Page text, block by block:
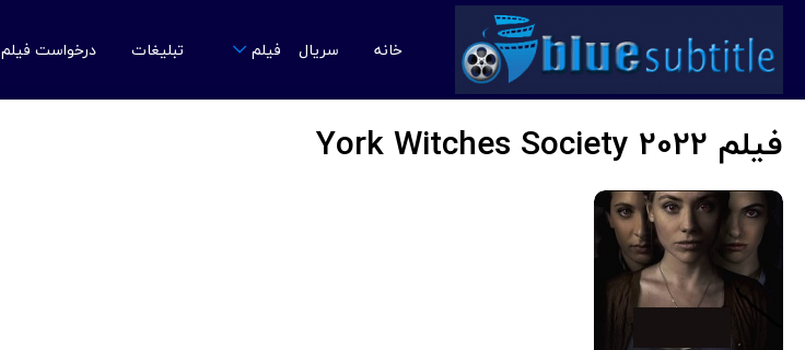
خانه سریال فیلم تبلیغات درخواست فیلم
فیلم York Witches Society 2022